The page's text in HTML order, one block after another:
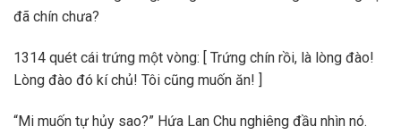
đã chín chưa?
1314 quét cái trứng một vòng: [ Trứng chín rồi, là lòng đào!
Lòng đào đó kí chủ! Tôi cũng muốn ăn! ]
“Mi muốn tự hủy sao?” Hứa Lan Chu nghiêng đầu nhìn nó.